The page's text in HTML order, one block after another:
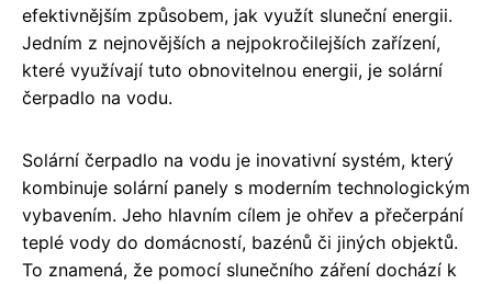
efektivnějším způsobem, jak využít sluneční energii.
Jedním z nejnovějších a nejpokročilejších zařízení,
které využívají tuto obnovitelnou energii, je solární
čerpadlo na vodu.
Solární čerpadlo na vodu je inovativní systém, který
kombinuje solární panely s moderním technologickým
vybavením. Jeho hlavním cílem je ohřev a přečerpání
teplé vody do domácností, bazénů či jiných objektů.
To znamená, že pomocí slunečního záření dochází k